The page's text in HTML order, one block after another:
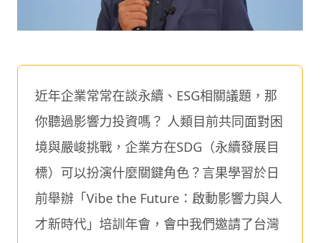
近年企業常常在談永續、ESG相關議題，那
你聽過影響力投資嗎？ 人類目前共同面對困
境與嚴峻挑戰，企業方在SDG（永續發展目
標）可以扮演什麼關鍵角色？言果學習於日
前舉辦「Vibe the Future：啟動影響力與人
才新時代」培訓年會，會中我們邀請了台灣